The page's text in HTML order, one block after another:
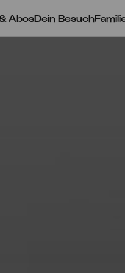
AbosDein Besuch